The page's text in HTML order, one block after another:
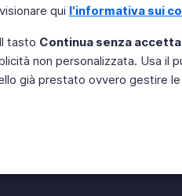
qui l'informativa sui
tasto Continua senza
non personalizzata. Usa il
già prestato ovvero gestire